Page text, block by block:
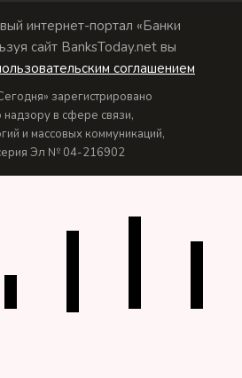
интернет-портал «Банки
сайт BanksToday.net вы
соглашением
зарегистрировано
в сфере связи,
и массовых коммуникаций,
Эл № 04-216902